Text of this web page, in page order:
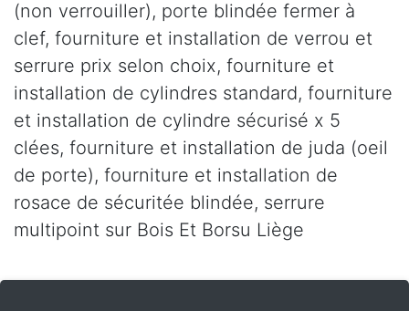
(non verrouiller), porte blindée fermer à
clef, fourniture et installation de verrou et
serrure prix selon choix, fourniture et
installation de cylindres standard, fourniture
et installation de cylindre sécurisé x 5
clées, fourniture et installation de juda (oeil
de porte), fourniture et installation de
rosace de sécuritée blindée, serrure
multipoint sur Bois Et Borsu Liège